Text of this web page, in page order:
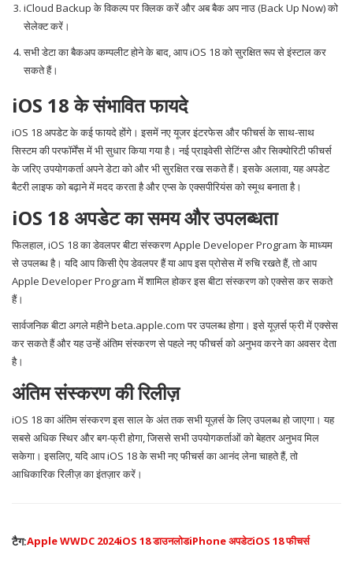
iCloud Backup के विकल्प पर क्लिक करें और अब बैक अप नाउ (Back Up Now) को
सेलेक्ट करें।
सभी डेटा का बैकअप कम्पलीट होने के बाद, आप iOS 18 को सुरक्षित रूप से इंस्टाल कर
सकते हैं।
iOS 18 के संभावित फायदे
iOS 18 अपडेट के कई फायदे होंगे। इसमें नए यूजर इंटरफेस और फीचर्स के साथ-साथ
सिस्टम की परफॉर्मेंस में भी सुधार किया गया है। नई प्राइवेसी सेटिंग्स और सिक्योरिटी फीचर्स
के जरिए उपयोगकर्ता अपने डेटा को और भी सुरक्षित रख सकते हैं। इसके अलावा, यह अपडेट
बैटरी लाइफ को बढ़ाने में मदद करता है और एप्स के एक्सपीरियंस को स्मूथ बनाता है।
iOS 18 अपडेट का समय और उपलब्धता
फिलहाल, iOS 18 का डेवलपर बीटा संस्करण Apple Developer Program के माध्यम
से उपलब्ध है। यदि आप किसी ऐप डेवलपर हैं या आप इस प्रोसेस में रुचि रखते हैं, तो आप
Apple Developer Program में शामिल होकर इस बीटा संस्करण को एक्सेस कर सकते
हैं।
सार्वजनिक बीटा अगले महीने beta.apple.com पर उपलब्ध होगा। इसे यूज़र्स फ्री में एक्सेस
कर सकते हैं और यह उन्हें अंतिम संस्करण से पहले नए फीचर्स को अनुभव करने का अवसर देता
है।
अंतिम संस्करण की रिलीज़
iOS 18 का अंतिम संस्करण इस साल के अंत तक सभी यूज़र्स के लिए उपलब्ध हो जाएगा। यह
सबसे अधिक स्थिर और बग-फ्री होगा, जिससे सभी उपयोगकर्ताओं को बेहतर अनुभव मिल
सकेगा। इसलिए, यदि आप iOS 18 के सभी नए फीचर्स का आनंद लेना चाहते हैं, तो
आधिकारिक रिलीज़ का इंतज़ार करें।
टैग:Apple WWDC 2024iOS 18 डाउनलोडiPhone अपडेटiOS 18 फीचर्स